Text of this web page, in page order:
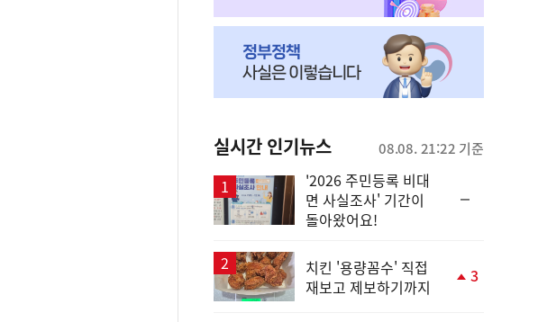
실시간 인기뉴스 08.08. 21:22 기준
'2026 주민등록 비대
면 사실조사' 기간이
돌아왔어요!
치킨 '용량꼼수' 직접
재보고 제보하기까지
3